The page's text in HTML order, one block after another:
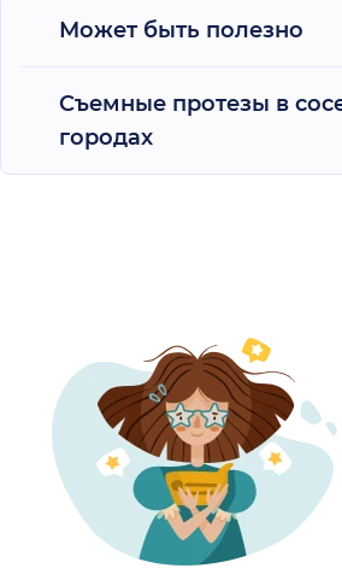
Может быть полезно
Съемные протезы в
городах